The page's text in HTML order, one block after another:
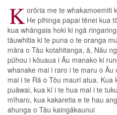
K orōria me te whakamoemiti
He pihinga papai tēnei kua
kua whāngaia hoki ki ngā
tāuwhitia ki te puna o te oranga
māra o Tāu kotahitanga, ā, Nāu
pūhou i kōuaua i Āu manako ki
whanake mai i raro i te maru o
mai i te Rā o Tōu mauri atua. Kua
puāwai, kua kī i te hua mai i te
mīharo, kua kakaretia e te hau
ahunga o Tāu kaingākaunui